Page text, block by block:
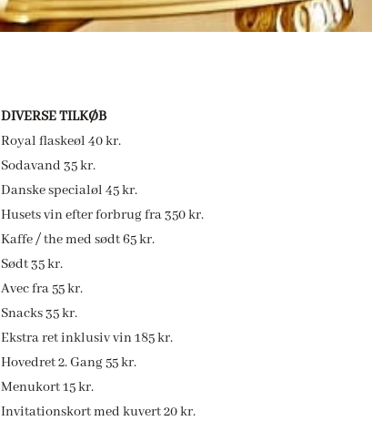
DIVERSE TILKØB
Royal flaskeøl 40 kr.
Sodavand 35 kr.
Danske specialøl 45 kr.
Husets vin efter forbrug fra 350 kr.
Kaffe / the med sødt 65 kr.
Sødt 35 kr.
Avec fra 55 kr.
Snacks 35 kr.
Ekstra ret inklusiv vin 185 kr.
Hovedret 2. Gang 55 kr.
Menukort 15 kr.
Invitationskort med kuvert 20 kr.